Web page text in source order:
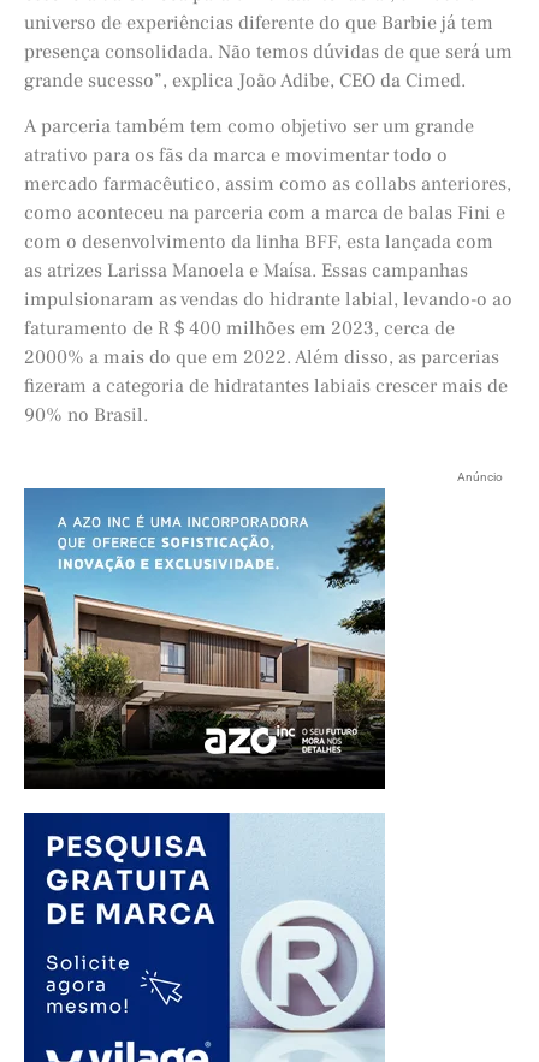
universo de experiências diferente do que Barbie já tem
presença consolidada. Não temos dúvidas de que será um
grande sucesso”, explica João Adibe, CEO da Cimed.
A parceria também tem como objetivo ser um grande
atrativo para os fãs da marca e movimentar todo o
mercado farmacêutico, assim como as collabs anteriores,
como aconteceu na parceria com a marca de balas Fini e
com o desenvolvimento da linha BFF, esta lançada com
as atrizes Larissa Manoela e Maísa. Essas campanhas
impulsionaram as vendas do hidrante labial, levando-o ao
faturamento de R＄400 milhões em 2023, cerca de
2000% a mais do que em 2022. Além disso, as parcerias
fizeram a categoria de hidratantes labiais crescer mais de
90% no Brasil.
Anúncio